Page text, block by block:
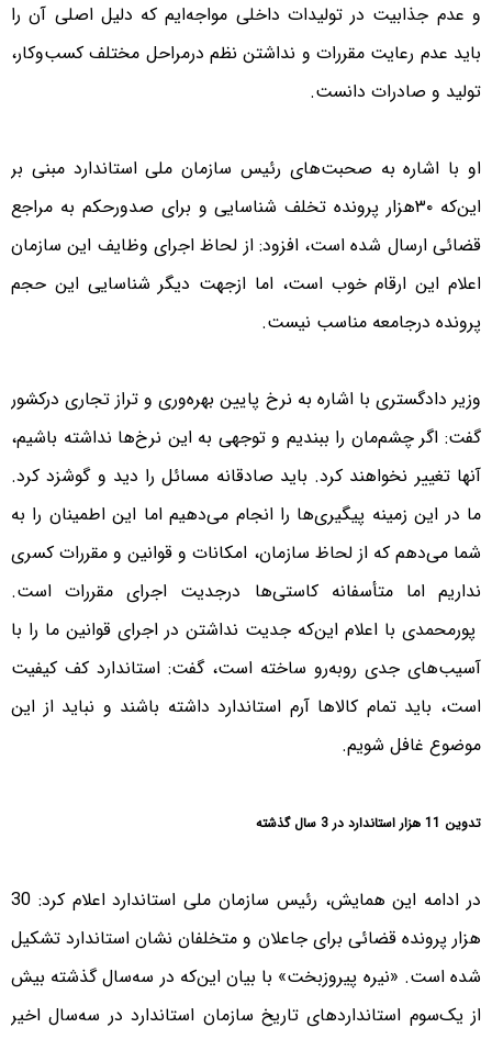
و عدم جذابیت در تولیدات داخلی مواجه‌ایم که دلیل اصلی آن را
باید عدم رعایت مقررات و نداشتن نظم درمراحل مختلف کسب‌وکار،
تولید و صادرات دانست.
او با اشاره به صحبت‌های رئیس سازمان ملی استاندارد مبنی بر
این‌که ٣٠‌هزار پرونده تخلف شناسایی و برای صدورحکم به مراجع
قضائی ارسال شده است، افزود: از لحاظ اجرای وظایف این سازمان
اعلام این ارقام خوب است، اما ازجهت دیگر شناسایی این حجم
پرونده درجامعه مناسب نیست.
وزیر دادگستری با اشاره به نرخ پایین بهره‌وری و تراز تجاری درکشور
گفت: اگر چشم‌مان را ببندیم و توجهی به این نرخ‌ها نداشته باشیم،
آنها تغییر نخواهند کرد. باید صادقانه مسائل را دید و گوشزد کرد.
ما در این زمینه پیگیری‌ها را انجام می‌دهیم اما این اطمینان را به
شما می‌دهم که از لحاظ سازمان، امکانات و قوانین و مقررات کسری
نداریم اما متأسفانه کاستی‌ها درجدیت اجرای مقررات است.
پورمحمدی با اعلام این‌که جدیت نداشتن در اجرای قوانین ما را با
آسیب‌های جدی روبه‌رو ساخته است، گفت: استاندارد کف کیفیت
است، باید تمام کالاها آرم استاندارد داشته باشند و نباید از این
موضوع غافل شویم.
تدوین 11 هزار استاندارد در 3 سال گذشته
در ادامه این همایش، رئیس سازمان ملی استاندارد اعلام کرد: 30
هزار پرونده قضائی برای جاعلان و متخلفان نشان استاندارد تشکیل
شده است. «نیره پیروزبخت» با بیان این‌که در سه‌سال گذشته بیش
از یک‌سوم استانداردهای تاریخ سازمان استاندارد در سه‌سال اخیر